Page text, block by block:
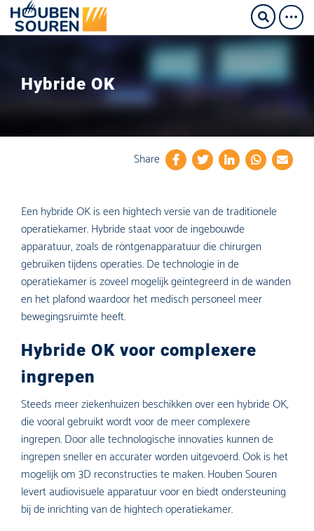
Hybride OK
Share
Een hybride OK is een hightech versie van de traditionele
operatiekamer. Hybride staat voor de ingebouwde
apparatuur, zoals de röntgenapparatuur die chirurgen
gebruiken tijdens operaties. De technologie in de
operatiekamer is zoveel mogelijk geïntegreerd in de wanden
en het plafond waardoor het medisch personeel meer
bewegingsruimte heeft.
Hybride OK voor complexere
ingrepen
Steeds meer ziekenhuizen beschikken over een hybride OK,
die vooral gebruikt wordt voor de meer complexere
ingrepen. Door alle technologische innovaties kunnen de
ingrepen sneller en accurater worden uitgevoerd. Ook is het
mogelijk om 3D reconstructies te maken. Houben Souren
levert audiovisuele apparatuur voor en biedt ondersteuning
bij de inrichting van de hightech operatiekamer.